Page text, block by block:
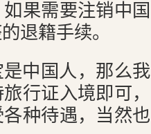
果需要注销中
退籍手续。
中国人，那么
行证入境即可
种待遇，当然